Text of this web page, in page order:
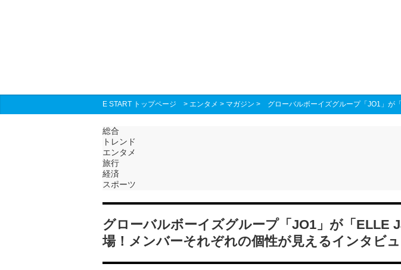
E START トップページ > エンタメ > マガジン > グローバルボーイズグループ「JO1」が
総合
トレンド
エンタメ
旅行
経済
スポーツ
グローバルボーイズグループ「JO1」が「ELLE
場！メンバーそれぞれの個性が見えるインタビュ